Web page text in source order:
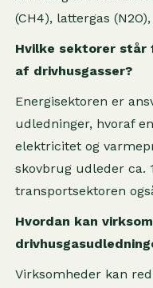
(CH4), lattergas
Hvilke sektorer står
af drivhusgasser?
Energisektoren er
udledninger, hvoraf
elektricitet og
skovbrug udleder ca.
transportsektoren
Hvordan kan
Virksomheder kan